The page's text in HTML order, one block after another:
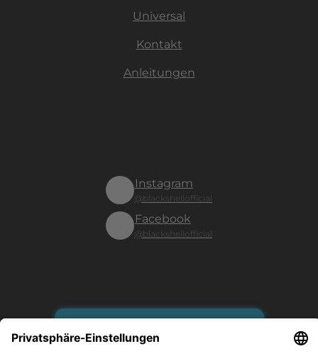
Universal
Kontakt
Anleitungen
Instagram
@blackshellofficial
Facebook
@blackshellofficial
Es gilt unsere Datenschutzerklärung